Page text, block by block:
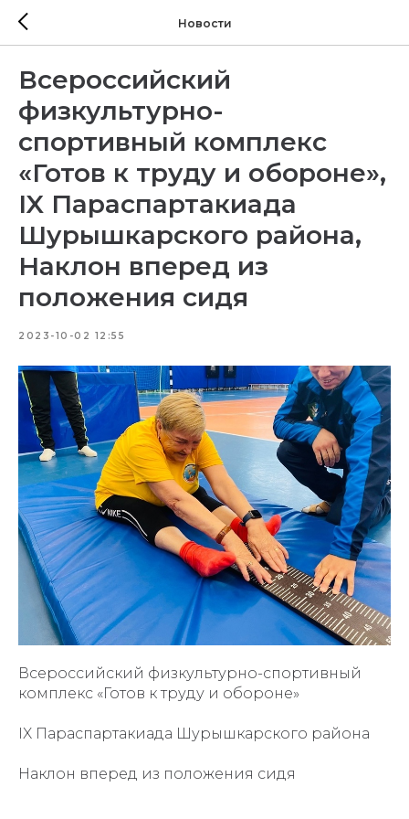
Новости
Всероссийский
физкультурно-
спортивный комплекс
«Готов к труду и обороне»,
IX Параспартакиада
Шурышкарского района,
Наклон вперед из
положения сидя
2023-10-02 12:55
Всероссийский физкультурно-спортивный
комплекс «Готов к труду и обороне»
IX Параспартакиада Шурышкарского района
Наклон вперед из положения сидя